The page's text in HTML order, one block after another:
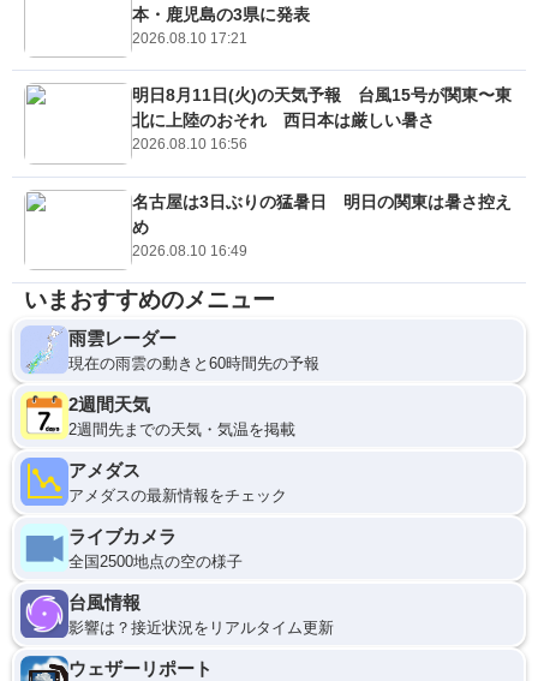
本・鹿児島の3県に発表
2026.08.10 17:21
明日8月11日(火)の天気予報 台風15号が関東〜東
北に上陸のおそれ 西日本は厳しい暑さ
2026.08.10 16:56
名古屋は3日ぶりの猛暑日 明日の関東は暑さ控え
め
2026.08.10 16:49
いまおすすめのメニュー
雨雲レーダー
現在の雨雲の動きと60時間先の予報
2週間天気
2週間先までの天気・気温を掲載
アメダス
アメダスの最新情報をチェック
ライブカメラ
全国2500地点の空の様子
台風情報
影響は？接近状況をリアルタイム更新
ウェザーリポート